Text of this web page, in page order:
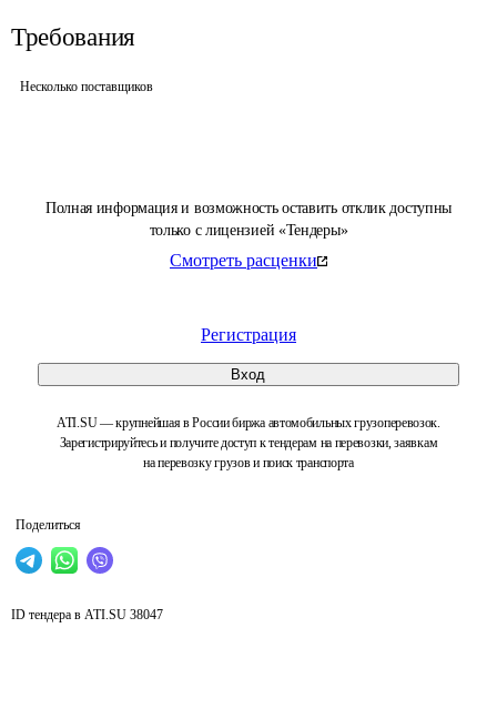
Полная информация и возможность оставить отклик доступны
только с лицензией «Тендеры»
Смотреть расценки
Регистрация
Вход
ATI.SU — крупнейшая в России биржа автомобильных грузоперевозок.
Зарегистрируйтесь и получите доступ к тендерам на перевозки, заявкам
на перевозку грузов и поиск транспорта
Поделиться
Требования
Несколько поставщиков
ID тендера в ATI.SU 38047